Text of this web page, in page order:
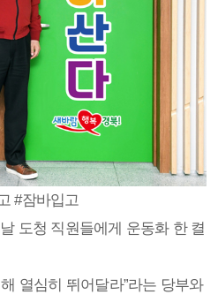
#잠바입고
도청 직원들에게 운동화 한 켤
열심히 뛰어달라”라는 당부와